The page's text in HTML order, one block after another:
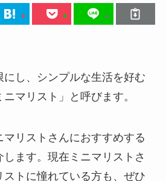
し、シンプルな生活を好む
マリスト」と呼びます。
リストさんにおすすめする
ます。現在ミニマリストさ
ストに憧れている方も、ぜひ